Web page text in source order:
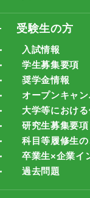
受験生の方
入試情報
学生募集要項
奨学金情報
オープンキャ
大学等におけ
研究生募集要項
科目等履修生の
卒業生×企業イ
過去問題